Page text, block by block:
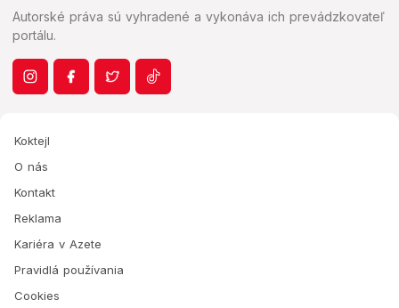
Autorské práva sú vyhradené a vykonáva ich prevádzkovateľ
portálu.
Koktejl
O nás
Kontakt
Reklama
Kariéra v Azete
Pravidlá používania
Cookies